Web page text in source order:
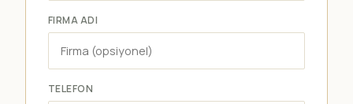
FIRMA ADI
TELEFON